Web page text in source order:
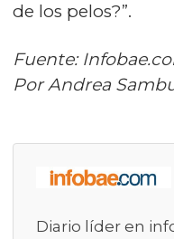
de los pelos?”.
Fuente:
Por Andrea
Diario líder en